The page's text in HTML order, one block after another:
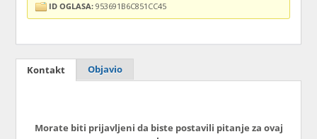
ID OGLASA: 953691B6C851CC45
Kontakt Objavio
Morate biti prijavljeni da biste postavili pitanje za ovaj